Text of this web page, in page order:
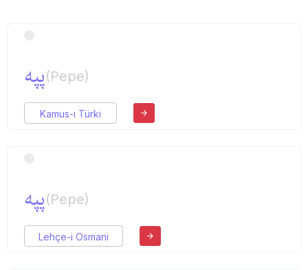
پپه(Pepe)
Kamus-ı Türki
پپه(Pepe)
Lehçe-i Osmani